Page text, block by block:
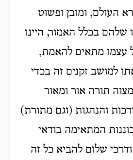
העולם, ומובן ופשוט
שלהם בכלל האמור, היינו
עצמו מתאים להאמת,
למושב זקנים זה בכדי
תורה אור ומאור
והנהגות (וגם מתורת)
המתאימה בודאי
שלום להביא כל זה